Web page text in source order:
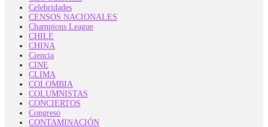
Celebridades
CENSOS NACIONALES
Champions League
CHILE
CHINA
Ciencia
CINE
CLIMA
COLOMBIA
COLUMNISTAS
CONCIERTOS
Congreso
CONTAMINACIÓN